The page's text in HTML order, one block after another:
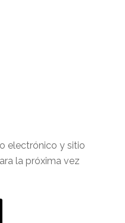
electrónico y sitio
la próxima vez